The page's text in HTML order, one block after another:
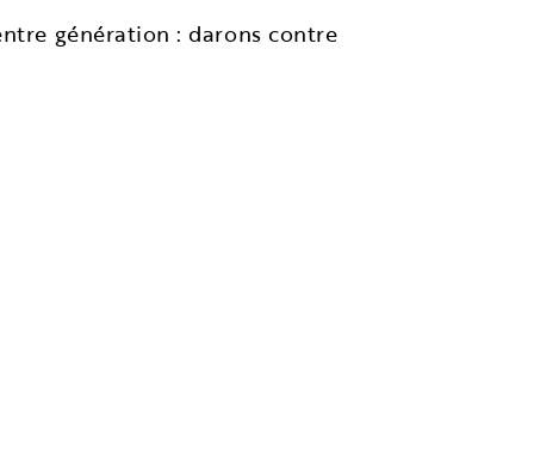
génération : darons contre